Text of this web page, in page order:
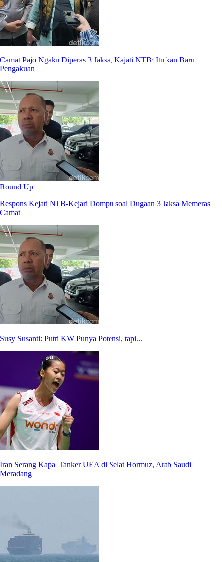
Camat Pajo Ngaku Diperas 3 Jaksa, Kajati NTB: Itu kan Baru
Pengakuan
Round Up
Respons Kejati NTB-Kejari Dompu soal Dugaan 3 Jaksa Memeras
Camat
Susy Susanti: Putri KW Punya Potensi, tapi...
Iran Serang Kapal Tanker UEA di Selat Hormuz, Arab Saudi
Meradang